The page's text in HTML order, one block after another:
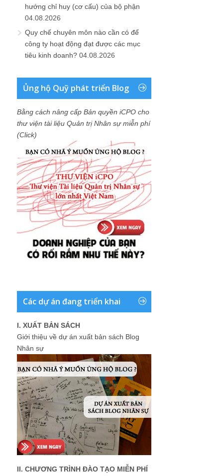
hướng chỉ huy (cơ cấu) của bộ phận
04.08.2026
Quy chế chuyên môn nào cần có để
công ty hoạt động đạt được các mục
tiêu kinh doanh? 04.08.2026
Ủng hộ Quỹ phát triển Blog
Bằng cách nâng cấp Bản quyền iCPO cho
thư viện tài liệu Quản trị Nhân sự miễn phí
(Click)
Các dự án đang triển khai
I. XUẤT BẢN SÁCH
Giới thiệu về dự án xuất bản sách Blog
Nhân sự
II. CHƯƠNG TRÌNH ĐÀO TẠO MIỄN PHÍ